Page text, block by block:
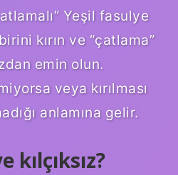
Yeşil fasulye
kırın ve “çatlama”
emin olun.
veya kırılması
anlamına gelir.